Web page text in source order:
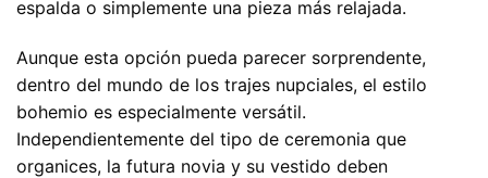
espalda o simplemente una pieza más relajada.
Aunque esta opción pueda parecer sorprendente,
dentro del mundo de los trajes nupciales, el estilo
bohemio es especialmente versátil.
Independientemente del tipo de ceremonia que
organices, la futura novia y su vestido deben